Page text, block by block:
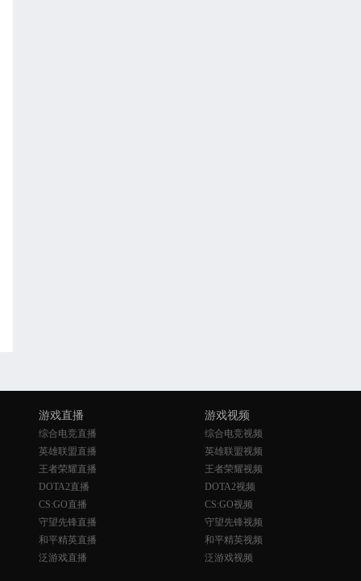
游戏直播
综合电竞直播
英雄联盟直播
王者荣耀直播
DOTA2直播
CS:GO直播
守望先锋直播
和平精英直播
泛游戏直播
游戏视频
综合电竞视频
英雄联盟视频
王者荣耀视频
DOTA2视频
CS:GO视频
守望先锋视频
和平精英视频
泛游戏视频